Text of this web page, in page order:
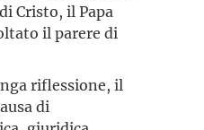
Cristo, il Papa
il parere di
riflessione, il
di